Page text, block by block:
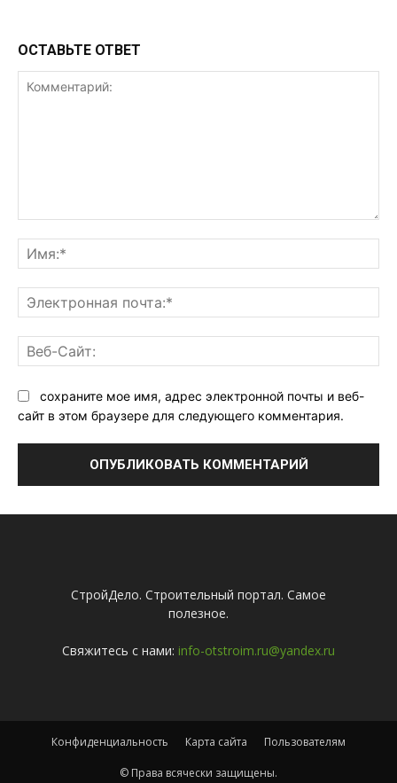
ОСТАВЬТЕ ОТВЕТ
сохраните мое имя, адрес электронной почты и веб-
сайт в этом браузере для следующего комментария.
СтройДело. Строительный портал. Самое
полезное.
Свяжитесь с нами: info-otstroim.ru@yandex.ru
Конфиденциальность Карта сайта Пользователям
© Права всячески защищены.